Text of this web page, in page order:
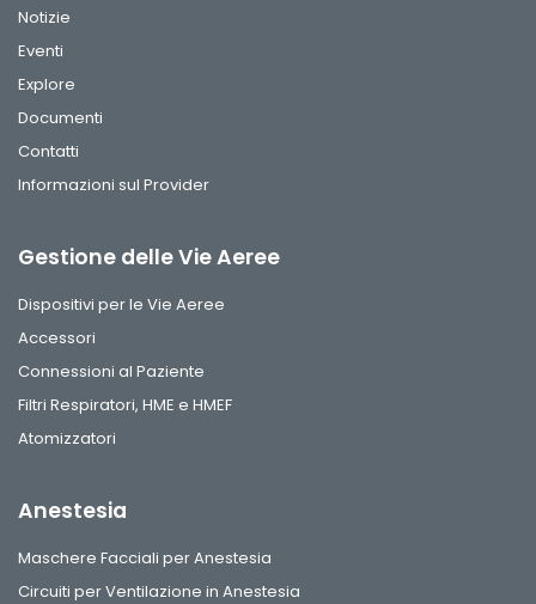
Notizie
Eventi
Explore
Documenti
Contatti
Informazioni sul Provider
Gestione delle Vie Aeree
Dispositivi per le Vie Aeree
Accessori
Connessioni al Paziente
Filtri Respiratori, HME e HMEF
Atomizzatori
Anestesia
Maschere Facciali per Anestesia
Circuiti per Ventilazione in Anestesia